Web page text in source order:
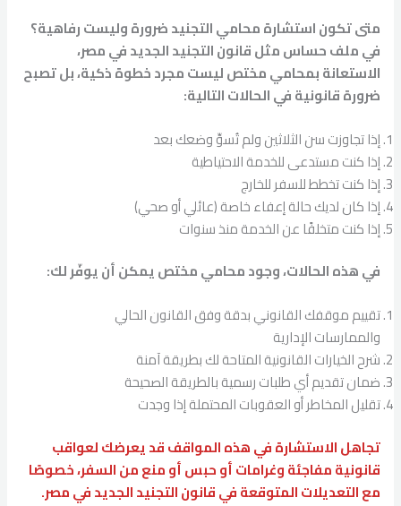
متى تكون استشارة محامي التجنيد ضرورة وليست رفاهية؟
في ملف حساس مثل قانون التجنيد الجديد في مصر،
الاستعانة بمحامي مختص ليست مجرد خطوة ذكية، بل تصبح
ضرورة قانونية في الحالات التالية:
إذا تجاوزت سن الثلاثين ولم تُسوِّ وضعك بعد
إذا كنت مستدعى للخدمة الاحتياطية
إذا كنت تخطط للسفر للخارج
إذا كان لديك حالة إعفاء خاصة (عائلي أو صحي)
إذا كنت متخلفًا عن الخدمة منذ سنوات
في هذه الحالات، وجود محامي مختص يمكن أن يوفّر لك:
تقييم موقفك القانوني بدقة وفق القانون الحالي
والممارسات الإدارية
شرح الخيارات القانونية المتاحة لك بطريقة آمنة
ضمان تقديم أي طلبات رسمية بالطريقة الصحيحة
تقليل المخاطر أو العقوبات المحتملة إذا وجدت
تجاهل الاستشارة في هذه المواقف قد يعرضك لعواقب
قانونية مفاجئة وغرامات أو حبس أو منع من السفر، خصوصًا
مع التعديلات المتوقعة في قانون التجنيد الجديد في مصر.